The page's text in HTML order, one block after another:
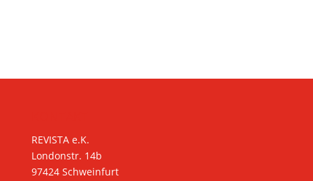
REVISTA e.K.
Londonstr. 14b
97424 Schweinfurt